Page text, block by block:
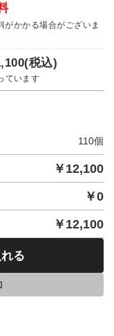
かかる場合がございま
(税込)
ています
110個
￥ 12,100
￥0
￥ 12,100
る